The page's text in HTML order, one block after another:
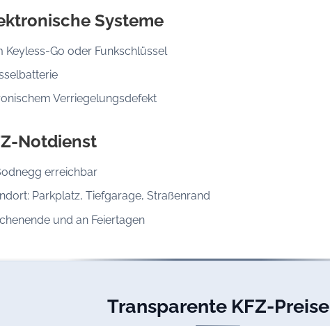
Systeme
Keyless-Go oder Funkschlüssel
Verriegelungsdefekt
Notdienst
erreichbar
Parkplatz, Tiefgarage, Straßenrand
und an Feiertagen
Transparente KFZ-Preise